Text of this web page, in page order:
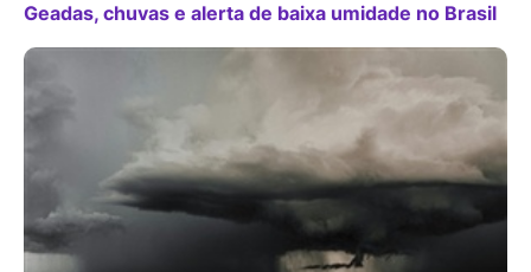
Geadas, chuvas e alerta de baixa umidade no Brasil